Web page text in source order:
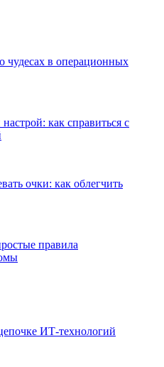
чудесах в операционных
как справиться с
очки: как облегчить
правила
ИТ-технологий